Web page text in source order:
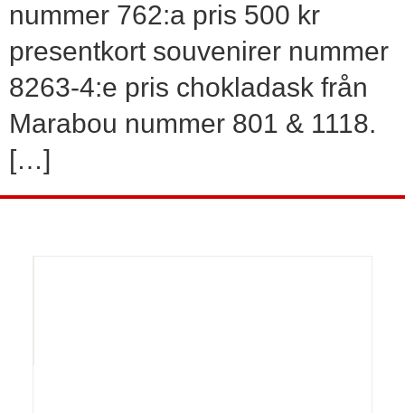
nummer 762:a pris 500 kr
presentkort souvenirer nummer
8263-4:e pris chokladask från
Marabou nummer 801 & 1118.
[…]